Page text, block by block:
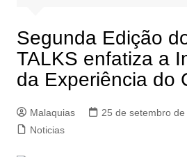
Segunda Edição
TALKS enfatiza a
da Experiência do
Malaquias 25 de setembro
Noticias